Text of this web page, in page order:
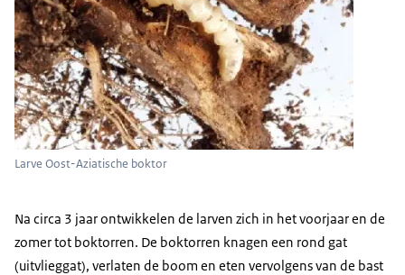
Larve Oost-Aziatische boktor
Na circa 3 jaar ontwikkelen de larven zich in het voorjaar en de
zomer tot boktorren. De boktorren knagen een rond gat
(uitvlieggat), verlaten de boom en eten vervolgens van de bast